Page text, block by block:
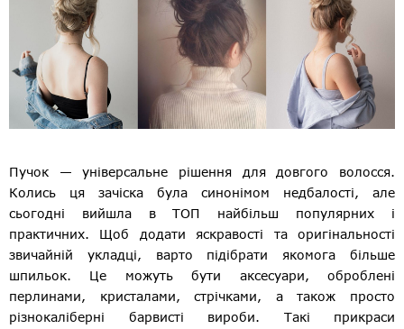
Пучок — універсальне рішення для довгого волосся.
Колись ця зачіска була синонімом недбалості, але
сьогодні вийшла в ТОП найбільш популярних і
практичних. Щоб додати яскравості та оригінальності
звичайній укладці, варто підібрати якомога більше
шпильок. Це можуть бути аксесуари, оброблені
перлинами, кристалами, стрічками, а також просто
різнокаліберні барвисті вироби. Такі прикраси